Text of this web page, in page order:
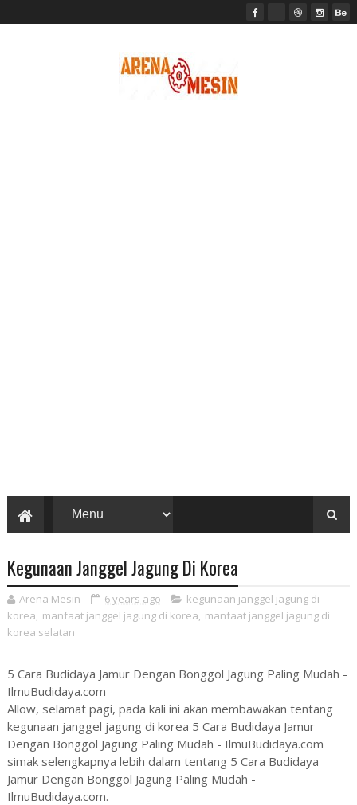
Kegunaan Janggel Jagung Di Korea
Arena Mesin 6 years ago
kegunaan janggel jagung di
korea, manfaat janggel jagung di korea, manfaat janggel jagung di
korea selatan
5 Cara Budidaya Jamur Dengan Bonggol Jagung Paling Mudah -
IlmuBudidaya.com
Allow, selamat pagi, pada kali ini akan membawakan tentang
kegunaan janggel jagung di korea 5 Cara Budidaya Jamur
Dengan Bonggol Jagung Paling Mudah - IlmuBudidaya.com
simak selengkapnya lebih dalam tentang 5 Cara Budidaya
Jamur Dengan Bonggol Jagung Paling Mudah -
IlmuBudidaya.com.